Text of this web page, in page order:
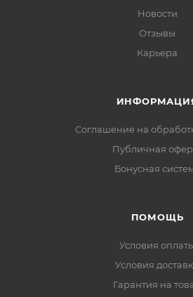
Новости
Отзывы
Карьера
Соглашение на
Публичная
Бонусная
ПОМОЩЬ
Условия
Условия
Гарантия на